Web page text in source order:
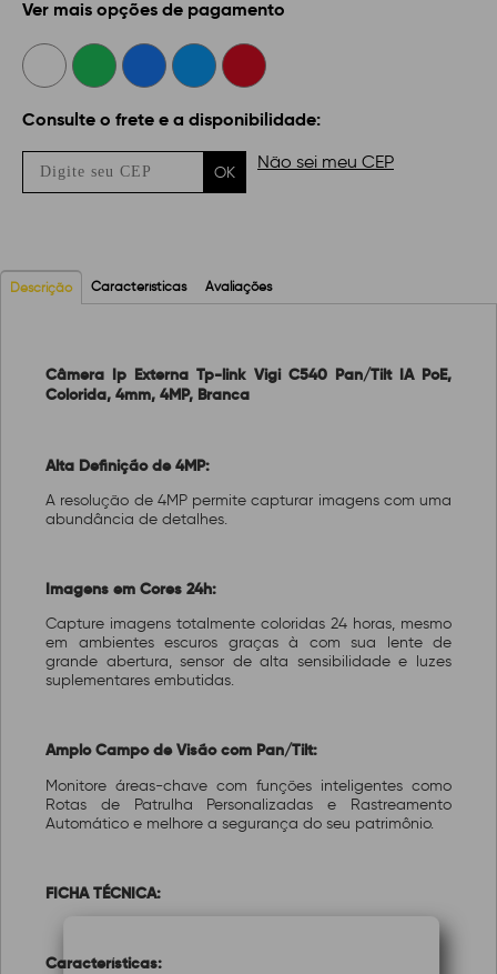
Ver mais opções de pagamento
Consulte o frete e a disponibilidade:
OK Não sei meu CEP
Descrição Características Avaliações
Câmera Ip Externa Tp-link Vigi C540 Pan/Tilt IA PoE,
Colorida, 4mm, 4MP, Branca
Alta Definição de 4MP:
A resolução de 4MP permite capturar imagens com uma
abundância de detalhes.
Imagens em Cores 24h:
Capture imagens totalmente coloridas 24 horas, mesmo
em ambientes escuros graças à com sua lente de
grande abertura, sensor de alta sensibilidade e luzes
suplementares embutidas.
Amplo Campo de Visão com Pan/Tilt:
Monitore áreas-chave com funções inteligentes como
Rotas de Patrulha Personalizadas e Rastreamento
Automático e melhore a segurança do seu patrimônio.
FICHA TÉCNICA:
Características: